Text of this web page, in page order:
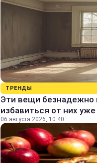
ТРЕНДЫ
Эти вещи безнадежно
избавиться от них уже
06 августа 2026, 10:40